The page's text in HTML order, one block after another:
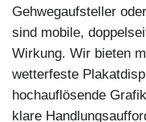
Gehwegaufsteller
sind mobile,
Wirkung. Wir bieten
wetterfeste
hochauflösende
klare